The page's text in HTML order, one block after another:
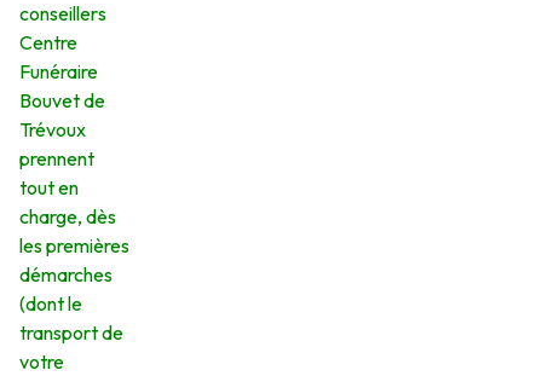
conseillers
Centre
Funéraire
Bouvet de
Trévoux
prennent
tout en
charge, dès
les premières
démarches
(dont le
transport de
votre